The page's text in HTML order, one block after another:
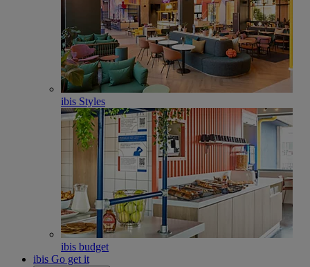
ibis Styles
ibis budget
ibis Go get it